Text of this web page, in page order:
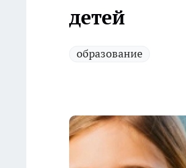
детей
образование